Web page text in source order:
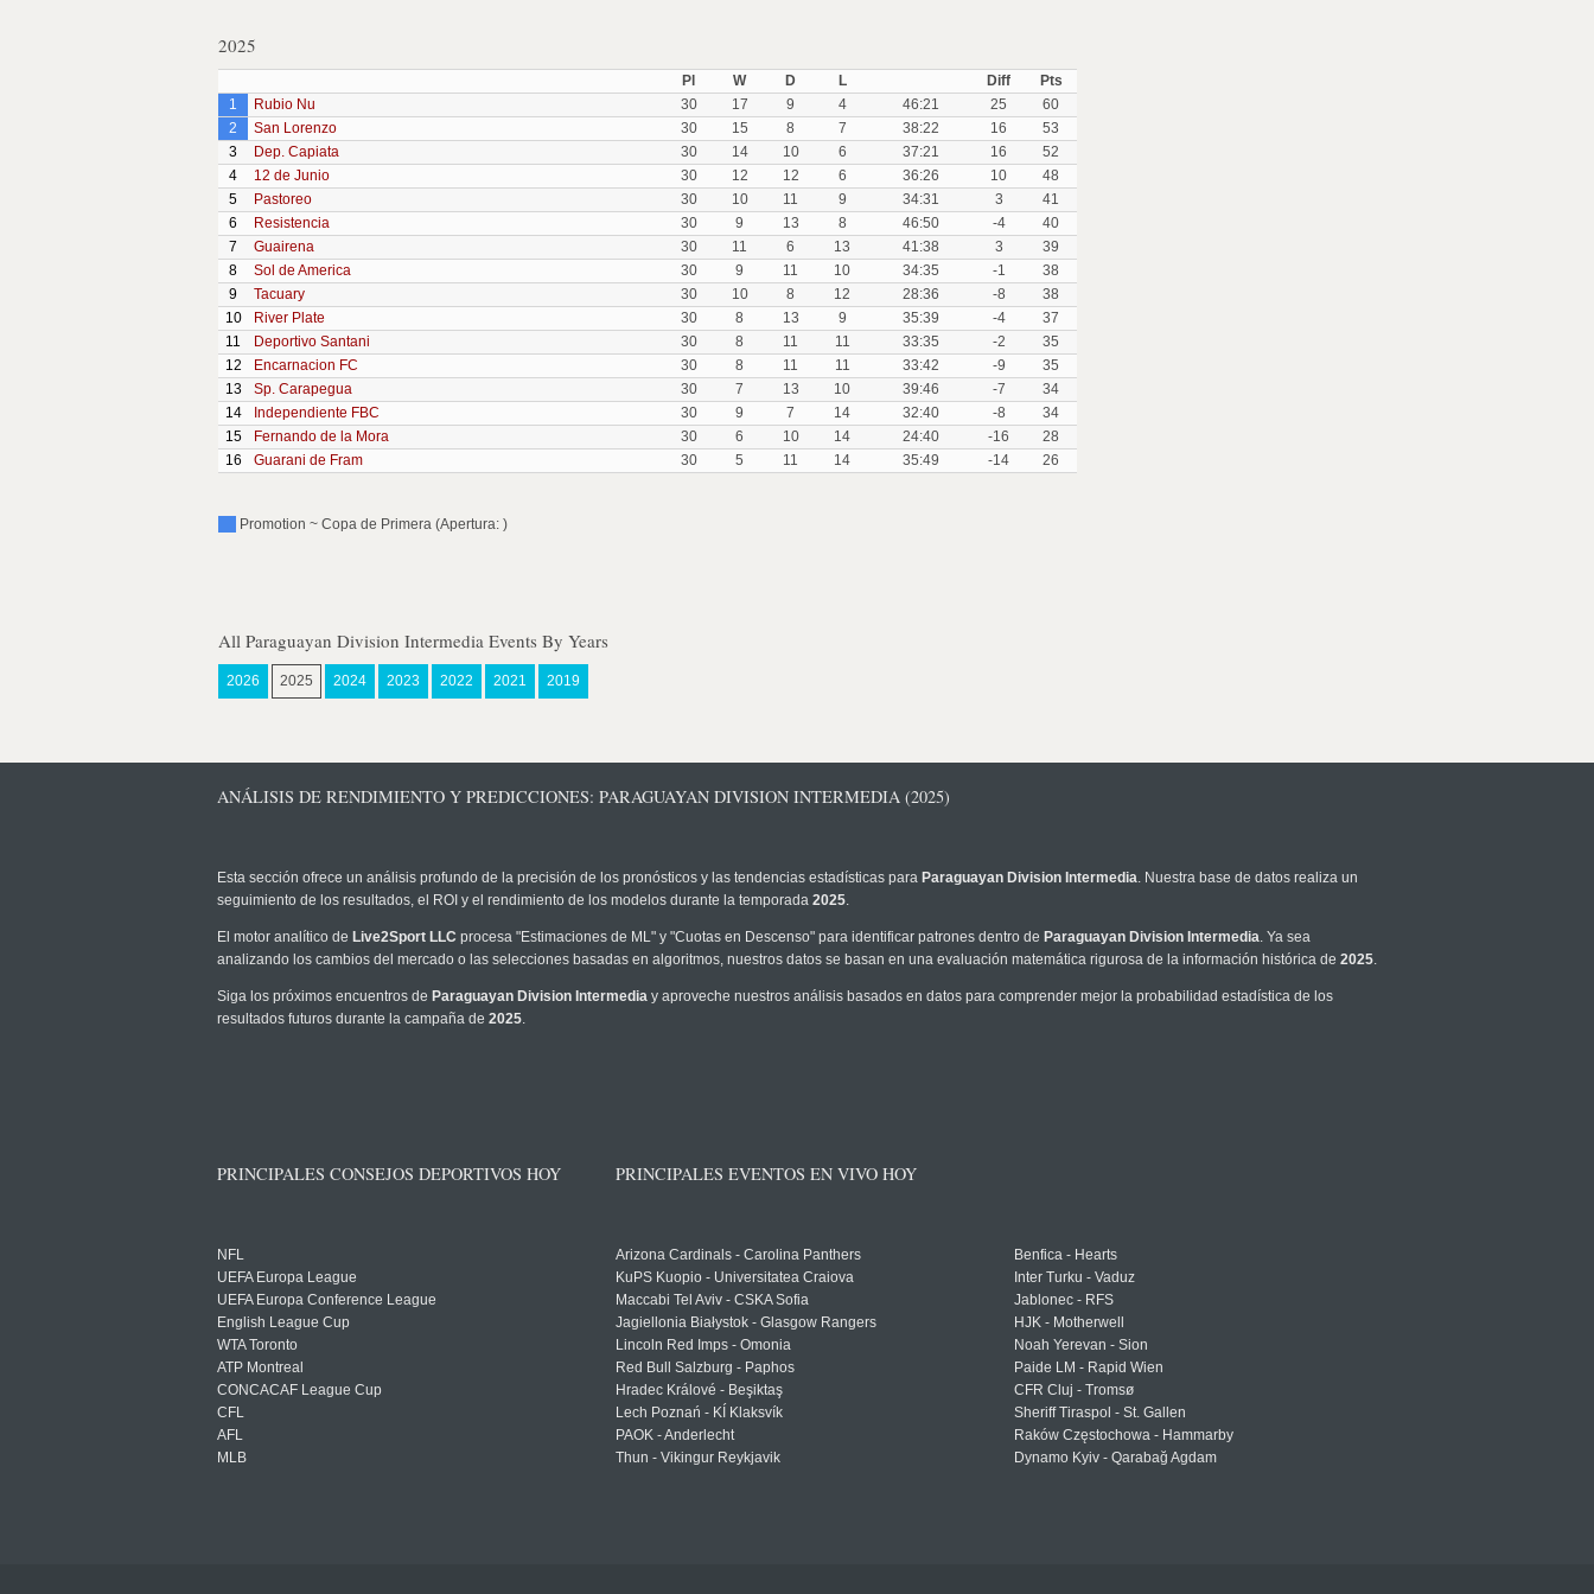
2025
Pl W D L Diff
Pts
1
Rubio Nu 30 17 9 4 46:21 25
60
2
San Lorenzo 30 15 8 7 38:22 16
53
3
Dep. Capiata 30 14 10 6 37:21 16
52
4
12 de Junio 30 12 12 6 36:26 10
48
5
Pastoreo 30 10 11 9 34:31 3
41
6
Resistencia 30 9 13 8 46:50 -4
40
7
Guairena 30 11 6 13 41:38 3
39
8
Sol de America 30 9 11 10 34:35 -1
38
9
Tacuary 30 10 8 12 28:36 -8
38
10
River Plate 30 8 13 9 35:39 -4
37
11
Deportivo Santani 30 8 11 11 33:35 -2
35
12
Encarnacion FC 30 8 11 11 33:42 -9
35
13
Sp. Carapegua 30 7 13 10 39:46 -7
34
14
Independiente FBC 30 9 7 14 32:40 -8
34
15
Fernando de la Mora 30 6 10 14 24:40 -16
28
16
Guarani de Fram 30 5 11 14 35:49 -14 26
Promotion ~ Copa de Primera (Apertura: )
All Paraguayan Division Intermedia Events By Years
2026 2025 2024 2023 2022 2021 2019
ANÁLISIS DE RENDIMIENTO Y PREDICCIONES: PARAGUAYAN DIVISION INTERMEDIA (2025)
Esta sección ofrece un análisis profundo de la precisión de los pronósticos y las tendencias estadísticas para Paraguayan Division Intermedia. Nuestra base de datos realiza un
seguimiento de los resultados, el ROI y el rendimiento de los modelos durante la temporada 2025.
El motor analítico de Live2Sport LLC procesa "Estimaciones de ML" y "Cuotas en Descenso" para identificar patrones dentro de Paraguayan Division Intermedia. Ya sea
analizando los cambios del mercado o las selecciones basadas en algoritmos, nuestros datos se basan en una evaluación matemática rigurosa de la información histórica de 2025.
Siga los próximos encuentros de Paraguayan Division Intermedia y aproveche nuestros análisis basados en datos para comprender mejor la probabilidad estadística de los
resultados futuros durante la campaña de 2025.
PRINCIPALES CONSEJOS DEPORTIVOS HOY
NFL
UEFA Europa League
UEFA Europa Conference League
English League Cup
WTA Toronto
ATP Montreal
CONCACAF League Cup
CFL
AFL
MLB
PRINCIPALES EVENTOS EN VIVO HOY
Arizona Cardinals - Carolina Panthers
KuPS Kuopio - Universitatea Craiova
Maccabi Tel Aviv - CSKA Sofia
Jagiellonia Białystok - Glasgow Rangers
Lincoln Red Imps - Omonia
Red Bull Salzburg - Paphos
Hradec Králové - Beşiktaş
Lech Poznań - KÍ Klaksvík
PAOK - Anderlecht
Thun - Vikingur Reykjavik
Benfica - Hearts
Inter Turku - Vaduz
Jablonec - RFS
HJK - Motherwell
Noah Yerevan - Sion
Paide LM - Rapid Wien
CFR Cluj - Tromsø
Sheriff Tiraspol - St. Gallen
Raków Częstochowa - Hammarby
Dynamo Kyiv - Qarabağ Agdam